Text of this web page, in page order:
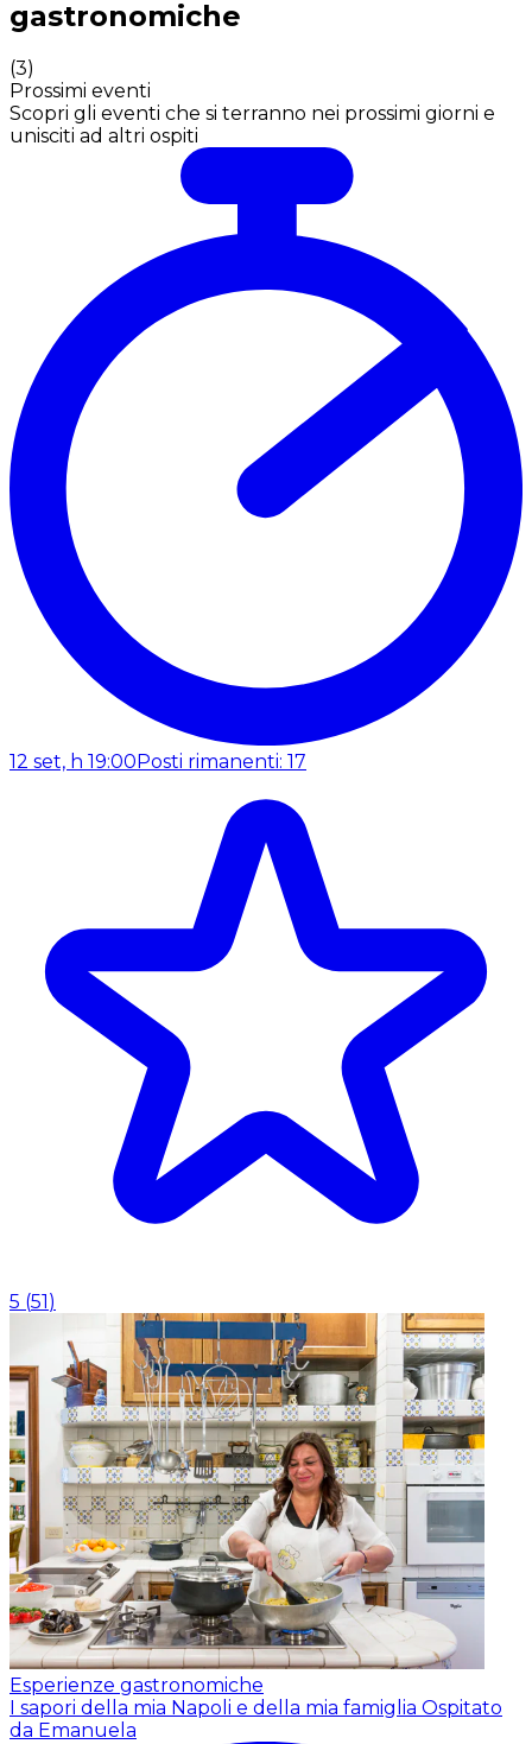
gastronomiche
(3)
Prossimi eventi
Scopri gli eventi che si terranno nei prossimi giorni e
unisciti ad altri ospiti
12 set, h 19:00 Posti rimanenti: 17
5 (51 )
Esperienze gastronomiche
I sapori della mia Napoli e della mia famiglia Ospitato
da Emanuela